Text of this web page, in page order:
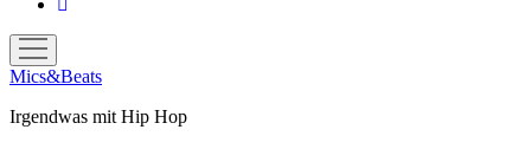
Menü
öffnen
Mics&Beats
Irgendwas mit Hip Hop